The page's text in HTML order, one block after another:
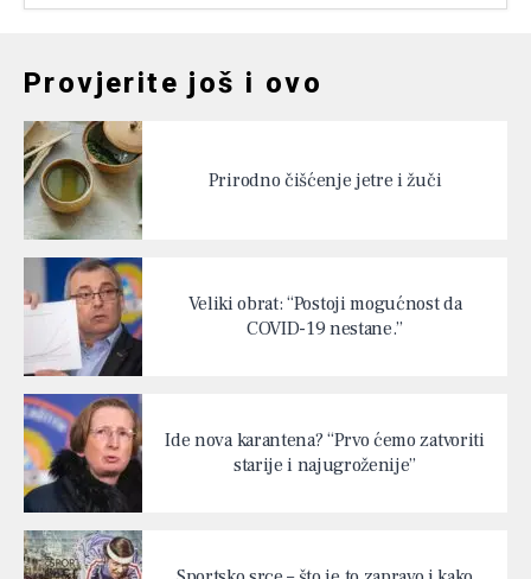
Provjerite još i ovo
Prirodno čišćenje jetre i žuči
Veliki obrat: “Postoji mogućnost da
COVID-19 nestane.”
Ide nova karantena? “Prvo ćemo zatvoriti
starije i najugroženije”